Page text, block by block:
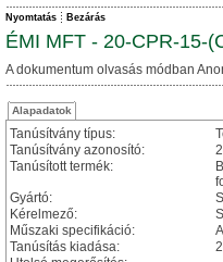
Nyomtatás Bezárás
ÉMI MFT - 20-CPR-15-
A dokumentum olvasás módban
Alapadatok
Tanúsítvány típus:
Tanúsítvány azonosító:
Tanúsított termék:
Gyártó:
Kérelmező:
Műszaki specifikáció:
Tanúsítás kiadása: